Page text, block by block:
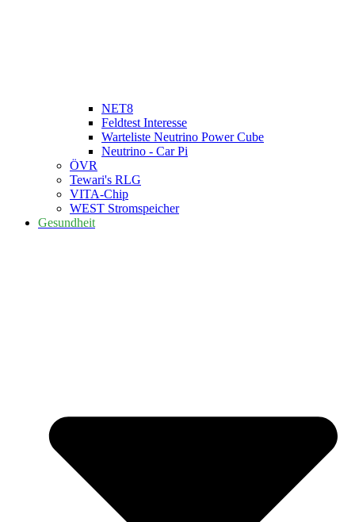
NET8
Feldtest Interesse
Warteliste Neutrino Power Cube
Neutrino - Car Pi
ÖVR
Tewari's RLG
VITA-Chip
WEST Stromspeicher
Gesundheit